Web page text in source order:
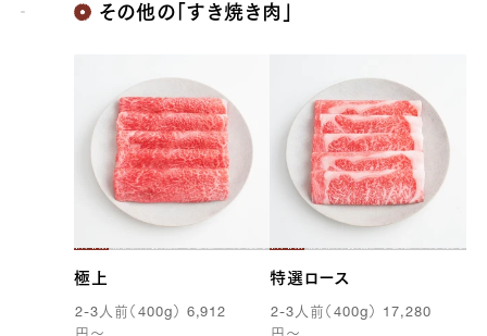
23,328 円 19440.0
その他の「すき焼き肉」
極上
2-3人前（ 400g ） 6,912
特選ロース
2-3人前（400g ） 17,280